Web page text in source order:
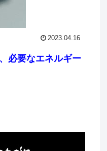
2023.04.16
必要なエネルギー